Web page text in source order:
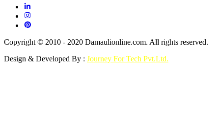
Copyright © 2010 - 2020 Damaulionline.com. All rights reserved.
Design & Developed By : Journey For Tech Pvt.Ltd.